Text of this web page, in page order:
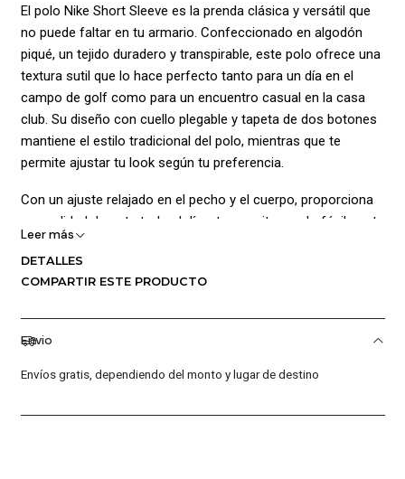
El polo Nike Short Sleeve es la prenda clásica y versátil que
no puede faltar en tu armario. Confeccionado en algodón
piqué, un tejido duradero y transpirable, este polo ofrece una
textura sutil que lo hace perfecto tanto para un día en el
campo de golf como para un encuentro casual en la casa
club. Su diseño con cuello plegable y tapeta de dos botones
mantiene el estilo tradicional del polo, mientras que te
permite ajustar tu look según tu preferencia.
Con un ajuste relajado en el pecho y el cuerpo, proporciona
comodidad durante todo el día y te permite usarlo fácilmente
en capas. El logotipo Nike Futura bordado en el pecho
izquierdo añade un toque distintivo de estilo deportivo.
cuidar y perfecto para cualquier ocasión.
Leer más
DETALLES
COMPARTIR ESTE PRODUCTO
Envio
Envíos gratis, dependiendo del monto y lugar de destino